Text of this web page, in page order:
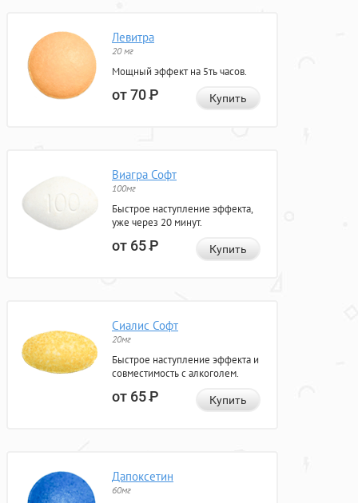
Левитра
20 мг
Мощный эффект на 5ть часов.
от 70Р Купить
Виагра Софт
100мг
Быстрое наступление эффекта,
уже через 20 минут.
от 65Р Купить
Сиалис Софт
20мг
Быстрое наступление эффекта и
совместимость с алкоголем.
от 65Р Купить
Дапоксетин
60мг